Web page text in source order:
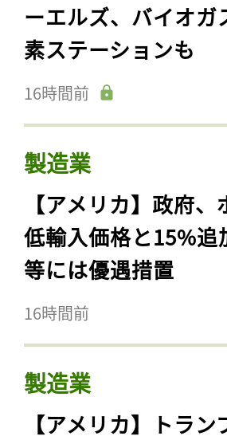
ーエルズ、バイオ
素ステーションも
16時間前
製造業
【アメリカ】政府
低輸入価格と15%追
等には優遇措置
16時間前
製造業
【アメリカ】トラ